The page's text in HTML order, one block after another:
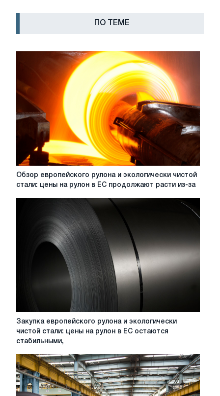
ПО ТЕМЕ
Обзор
европейского
за
и
импортных
барьеров
Обзор европейского рулона и экологически чистой
стали: цены на рулон в ЕС продолжают расти из-за
Закупка
европейского
рулона
экологически
чистой
стали:
цены
Закупка европейского рулона и экологически
чистой стали: цены на рулон в ЕС остаются
стабильными,